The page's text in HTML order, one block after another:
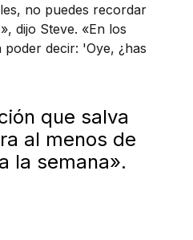
no puedes recordar
dijo Steve. «En los
decir: 'Oye, ¿has
que salva
al menos de
la semana».